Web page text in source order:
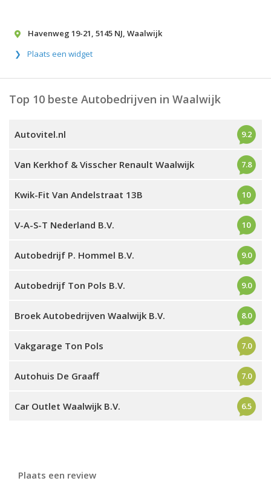
Havenweg 19-21, 5145 NJ, Waalwijk
Plaats een widget
Top 10 beste Autobedrijven in Waalwijk
Autovitel.nl 9.2
Van Kerkhof & Visscher Renault Waalwijk 7.8
Kwik-Fit Van Andelstraat 13B 10
V-A-S-T Nederland B.V. 10
Autobedrijf P. Hommel B.V. 9.0
Autobedrijf Ton Pols B.V. 9.0
Broek Autobedrijven Waalwijk B.V. 8.0
Vakgarage Ton Pols 7.0
Autohuis De Graaff 7.0
Car Outlet Waalwijk B.V. 6.5
Plaats een review